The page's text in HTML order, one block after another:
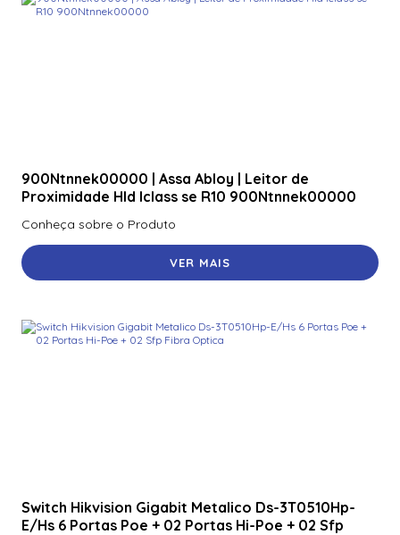
900Ntnnek00000 | Assa Abloy | Leitor de
Proximidade HId Iclass se R10 900Ntnnek00000
Conheça sobre o Produto
VER MAIS
Switch Hikvision Gigabit Metalico Ds-3T0510Hp-
E/Hs 6 Portas Poe + 02 Portas Hi-Poe + 02 Sfp